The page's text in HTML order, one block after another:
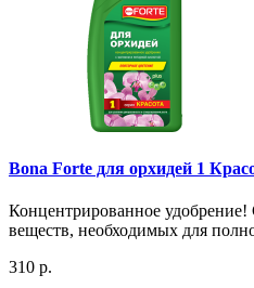
Bona Forte для орхидей 1
Концентрированное
веществ, необходимых для
310 р.